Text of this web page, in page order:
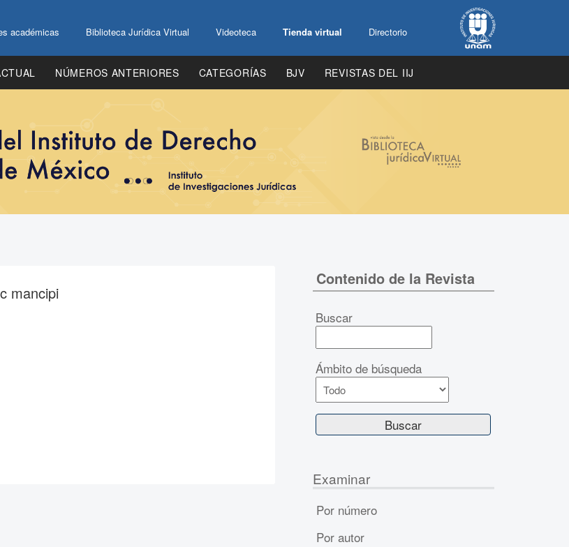
académicas Biblioteca Jurídica Virtual Videoteca Tienda virtual Directorio
NÚMEROS ANTERIORES CATEGORÍAS BJV REVISTAS DEL IIJ
mancipi
Contenido de la Revista
Buscar
Ámbito de búsqueda
Examinar
Por número
Por autor